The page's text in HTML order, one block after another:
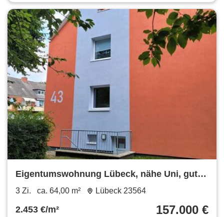
Eigentumswohnung Lübeck, nähe Uni, gut
vermietet von privat
3 Zi. ca. 64,00 m² Lübeck 23564
2.453 €/m² 157.000 €